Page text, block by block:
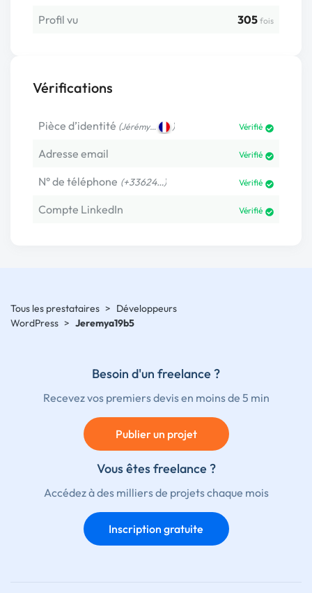
Profil vu
305 fois
Vérifications
Pièce d’identité (Jérémy… ) Vérifié
Adresse email Vérifié
N° de téléphone (+33624…) Vérifié
Compte LinkedIn Vérifié
Tous les prestataires > Développeurs
WordPress > Jeremya19b5
Besoin d'un freelance ?
Recevez vos premiers devis en moins de 5 min
Publier un projet
Vous êtes freelance ?
Accédez à des milliers de projets chaque mois
Inscription gratuite